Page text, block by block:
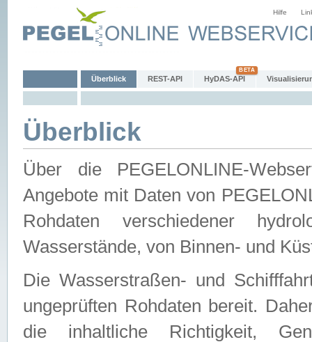
Hilfe
Überblick REST-API HyDAS-API
Überblick
Über die PEGELONLINE-
Angebote mit Daten von
Rohdaten verschiedener
Wasserstände, von Binnen- und
Die Wasserstraßen- und
ungeprüften Rohdaten bereit.
die inhaltliche Richtigkeit,